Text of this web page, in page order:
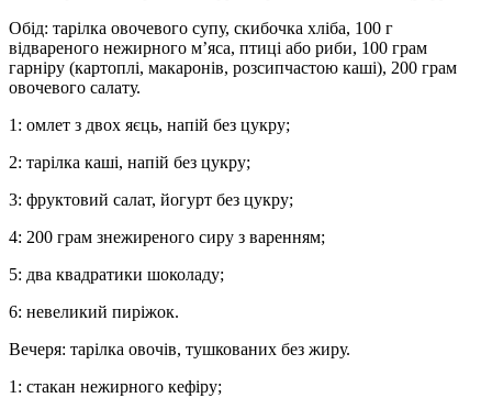
Обід: тарілка овочевого супу, скибочка хліба, 100 г
відвареного нежирного м’яса, птиці або риби, 100 грам
гарніру (картоплі, макаронів, розсипчастою каші), 200 грам
овочевого салату.
1: омлет з двох яєць, напій без цукру;
2: тарілка каші, напій без цукру;
3: фруктовий салат, йогурт без цукру;
4: 200 грам знежиреного сиру з варенням;
5: два квадратики шоколаду;
6: невеликий пиріжок.
Вечеря: тарілка овочів, тушкованих без жиру.
1: стакан нежирного кефіру;